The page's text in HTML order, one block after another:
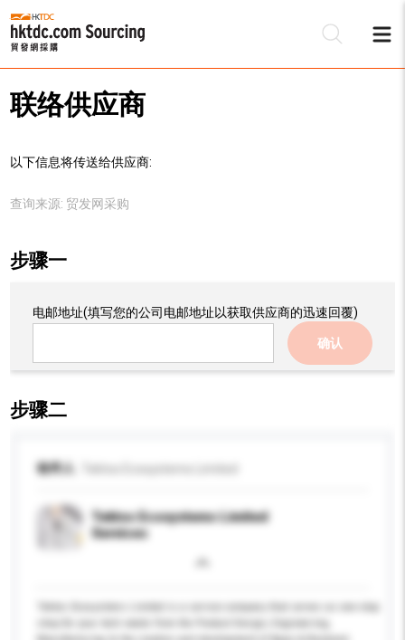
联络供应商
以下信息将传送给供应商:
查询来源: 贸发网采购
步骤一
电邮地址(填写您的公司电邮地址以获取供应商的迅速回覆)
确认
步骤二
收件人
Tektos Ecosystems Limited
Services